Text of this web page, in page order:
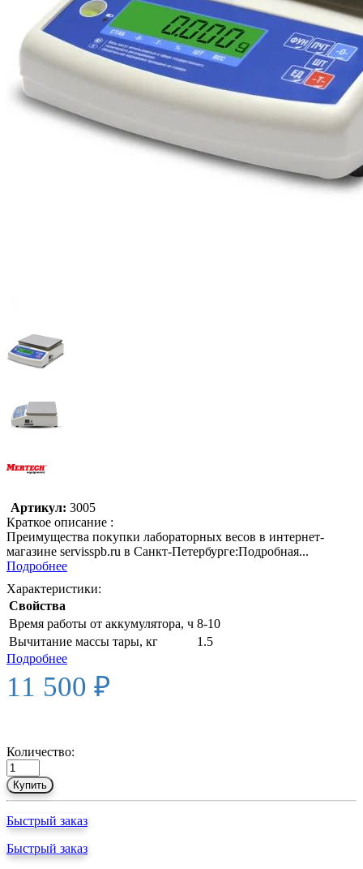
Артикул: 3005
Краткое описание :
Преимущества покупки лабораторных весов в интернет-
магазине servisspb.ru в Санкт-Петербурге:Подробная...
Подробнее
Характеристики:
Свойства
Время работы от аккумулятора, ч 8-10
Вычитание массы тары, кг
1.5
Подробнее
11 500 ₽
Количество:
Купить
Быстрый заказ
Быстрый заказ